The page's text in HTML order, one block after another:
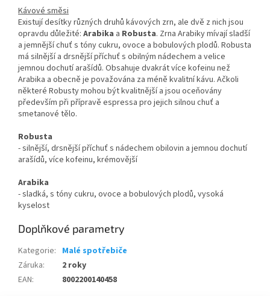
Kávové směsi
Existují desítky různých druhů kávových zrn, ale dvě z nich jsou
opravdu důležité: Arabika a Robusta. Zrna Arabiky mívají sladší
a jemnější chuť s tóny cukru, ovoce a bobulových plodů. Robusta
má silnější a drsnější příchuť s obilným nádechem a velice
jemnou dochutí arašídů. Obsahuje dvakrát více kofeinu než
Arabika a obecně je považována za méně kvalitní kávu. Ačkoli
některé Robusty mohou být kvalitnější a jsou oceňovány
především při přípravě espressa pro jejich silnou chuť a
smetanové tělo.
Robusta
- silnější, drsnější příchuť s nádechem obilovin a jemnou dochutí
arašídů, více kofeinu, krémovější
Arabika
- sladká, s tóny cukru, ovoce a bobulových plodů, vysoká
kyselost
Doplňkové parametry
Kategorie: Malé spotřebiče
Záruka:
2 roky
EAN: 8002200140458